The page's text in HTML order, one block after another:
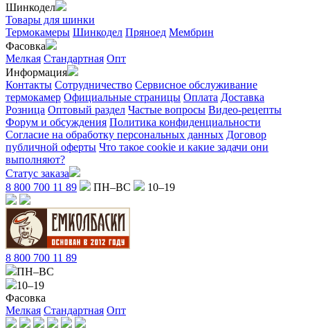
Шинкодел
Товары для шинки
Термокамеры Шинкодел Пряноед Мембрин
Фасовка
Мелкая Стандартная Опт
Информация
Контакты Сотрудничество Сервисное обслуживание
термокамер Официальные страницы Оплата Доставка
Розница Оптовый раздел Частые вопросы Видео-рецепты
Форум и обсуждения Политика конфиденциальности
Согласие на обработку персональных данных Договор
публичной оферты Что такое cookie и какие задачи они
выполняют?
Статус заказа
8 800 700 11 89
ПН–ВС 10–19
8 800 700 11 89
ПН–ВС
10–19
Фасовка
Мелкая Стандартная Опт